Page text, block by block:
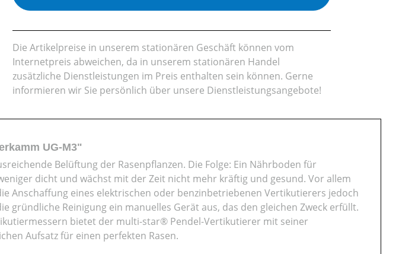
Die Artikelpreise in unserem stationären Geschäft können vom
Internetpreis abweichen, da in unserem stationären Handel
zusätzliche Dienstleistungen im Preis enthalten sein können. Gerne
informieren wir Sie persönlich über unsere Dienstleistungsangebote!
UG-M3"
Belüftung der Rasenpflanzen. Die Folge: Ein Nährboden für
dicht und wächst mit der Zeit nicht mehr kräftig und gesund. Vor allem
Anschaffung eines elektrischen oder benzinbetriebenen Vertikutierers jedoch
gründliche Reinigung ein manuelles Gerät aus, das den gleichen Zweck erfüllt.
bietet der multi-star® Pendel-Vertikutierer mit seiner
Aufsatz für einen perfekten Rasen.